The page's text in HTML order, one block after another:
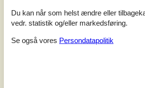
2
Lågen til opvaskemaskinen var defekt. Det
Du kan når som helst ændre eller
vedr. statistik og/eller markedsføring.
Se også vores Persondatapolitik